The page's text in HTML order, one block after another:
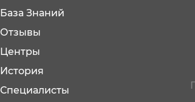
База Знаний
Отзывы
Центры
История
Специалисты